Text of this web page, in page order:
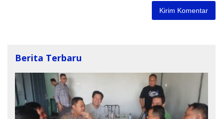
Berita Terbaru